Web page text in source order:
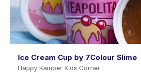
Ice Cream Cup by 7Colour Slime
Happy Kamper Kids Corner